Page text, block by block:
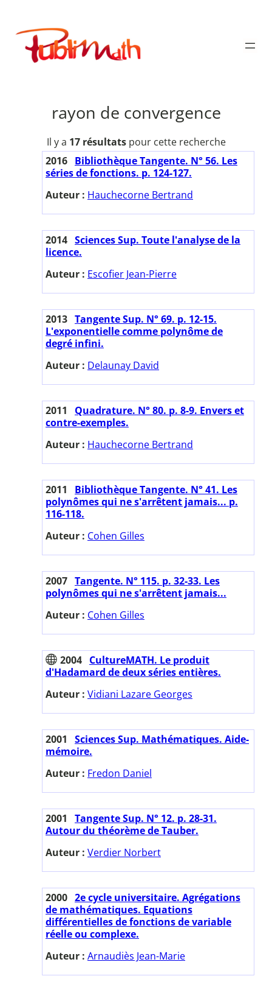
contenu
Publimath
rayon de convergence
Il y a 17 résultatspour cette recherche
2016 Bibliothèque Tangente. N° 56. Les
séries de fonctions. p. 124-127.
Auteur : Hauchecorne Bertrand
2014 Sciences Sup. Toute l'analyse de la
licence.
Auteur : Escofier Jean-Pierre
2013 Tangente Sup. N° 69. p. 12-15.
L'exponentielle comme polynôme de
degré infini.
Auteur : Delaunay David
2011
Quadrature. N° 80. p. 8-9. Envers et
contre-exemples.
Auteur : Hauchecorne Bertrand
2011
Bibliothèque Tangente. N° 41. Les
polynômes qui ne s'arrêtent jamais... p.
116-118.
Auteur : Cohen Gilles
2007 Tangente. N° 115. p. 32-33. Les
polynômes qui ne s'arrêtent jamais...
Auteur : Cohen Gilles
2004 CultureMATH. Le produit
d'Hadamard de deux séries entières.
Auteur : Vidiani Lazare Georges
2001
Sciences Sup. Mathématiques. Aide-
mémoire.
Auteur : Fredon Daniel
2001
Tangente Sup. N° 12. p. 28-31.
Autour du théorème de Tauber.
Auteur : Verdier Norbert
2000 2e cycle universitaire. Agrégations
de mathématiques. Equations
différentielles de fonctions de variable
réelle ou complexe.
Auteur : Arnaudiès Jean-Marie